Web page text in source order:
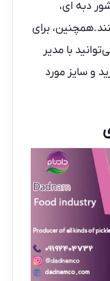
دبه ای،
برای
با مدیر
و سایز مورد